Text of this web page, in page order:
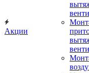
Акции